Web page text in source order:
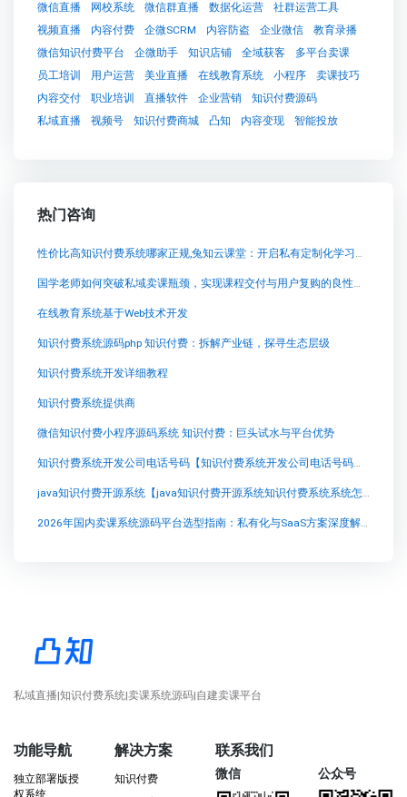
微信直播
网校系统 微信群直播 数据化运营
社群运营工具
视频直播
内容付费 企微SCRM 内容防盗 企业微信
教育录播
微信知识付费平台
企微助手 知识店铺 全域获客
多平台卖课
员工培训
用户运营 美业直播 在线教育系统 小程序
卖课技巧
内容交付
职业培训 直播软件 企业营销
知识付费源码
私域直播
视频号 知识付费商城 凸知 内容变现 智能投放
热门咨询
性价比高知识付费系统哪家正规,兔知云课堂：开启私有定制化学习之旅
国学老师如何突破私域卖课瓶颈，实现课程交付与用户复购的良性循环？
在线教育系统基于Web技术开发
知识付费系统源码php 知识付费：拆解产业链，探寻生态层级
知识付费系统开发详细教程
知识付费系统提供商
微信知识付费小程序源码系统 知识付费：巨头试水与平台优势
知识付费系统开发公司电话号码【知识付费系统开发公司电话号码知识付费系统系统怎么制作，知识付费系统搭建使用教程】
java知识付费开源系统【java知识付费开源系统知识付费系统系统怎么制作，知识付费系统搭建使用教程】
2026年国内卖课系统源码平台选型指南：私有化与SaaS方案深度解析
私域直播|知识付费系统|卖课系统源码|自建卖课平台
功能导航
独立部署版授
权系统
解决方案
知识付费
联系我们
微信 公众号